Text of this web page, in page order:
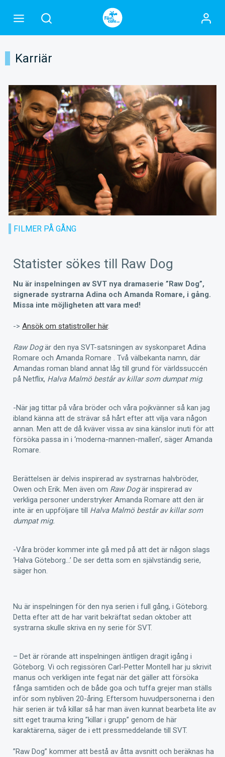
Karriär
FILMER PÅ GÅNG
Statister sökes till Raw Dog
Nu är inspelningen av SVT nya dramaserie ”Raw Dog”,
signerade systrarna Adina och Amanda Romare, i gång.
Missa inte möjligheten att vara med!
-> Ansök om statistroller här.
Raw Dogär den nya SVT-satsningen av syskonparet Adina
Romare och Amanda Romare . Två välbekanta namn, där
Amandas roman bland annat låg till grund för världssuccén
på Netflix, Halva Malmö består av killar som dumpat mig.
-När jag tittar på våra bröder och våra pojkvänner så kan jag
ibland känna att de strävar så hårt efter att vilja vara någon
annan. Men att de då kväver vissa av sina känslor inuti för att
försöka passa in i ‘moderna-mannen-mallen’, säger Amanda
Romare.
Berättelsen är delvis inspirerad av systrarnas halvbröder,
Owen och Erik. Men även om Raw Dog är inspirerad av
verkliga personer understryker Amanda Romare att den är
inte är en uppföljare till Halva Malmö består av killar som
dumpat mig.
-Våra bröder kommer inte gå med på att det är någon slags
‘Halva Göteborg…’ De ser detta som en självständig serie,
säger hon.
Nu är inspelningen för den nya serien i full gång, i Göteborg.
Detta efter att de har varit bekräftat sedan oktober att
systrarna skulle skriva en ny serie för SVT.
– Det är rörande att inspelningen äntligen dragit igång i
Göteborg. Vi och regissören Carl-Petter Montell har ju skrivit
manus och verkligen inte fegat när det gäller att försöka
fånga samtiden och de både goa och tuffa grejer man ställs
inför som nybliven 20-åring. Eftersom huvudpersonerna i den
här serien är två killar så har man även kunnat bearbeta lite av
sitt eget trauma kring ”killar i grupp” genom de här
karaktärerna, säger de i ett pressmeddelande till SVT.
”Raw Dog” kommer att bestå av åtta avsnitt och beräknas ha